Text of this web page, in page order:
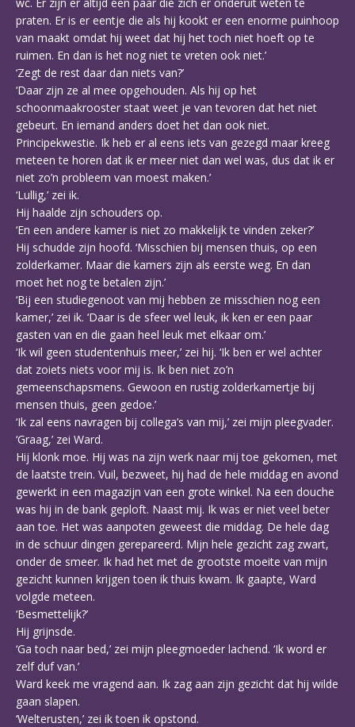
praten. Er is er eentje die als hij kookt er een enorme puinhoop
van maakt omdat hij weet dat hij het toch niet hoeft op te
ruimen. En dan is het nog niet te vreten ook niet.’
‘Zegt de rest daar dan niets van?’
‘Daar zijn ze al mee opgehouden. Als hij op het
schoonmaakrooster staat weet je van tevoren dat het niet
gebeurt. En iemand anders doet het dan ook niet.
Principekwestie. Ik heb er al eens iets van gezegd maar kreeg
meteen te horen dat ik er meer niet dan wel was, dus dat ik er
niet zo’n probleem van moest maken.’
‘Lullig,’ zei ik.
Hij haalde zijn schouders op.
‘En een andere kamer is niet zo makkelijk te vinden zeker?’
Hij schudde zijn hoofd. ‘Misschien bij mensen thuis, op een
zolderkamer. Maar die kamers zijn als eerste weg. En dan
moet het nog te betalen zijn.’
‘Bij een studiegenoot van mij hebben ze misschien nog een
kamer,’ zei ik. ‘Daar is de sfeer wel leuk, ik ken er een paar
gasten van en die gaan heel leuk met elkaar om.’
‘Ik wil geen studentenhuis meer,’ zei hij. ‘Ik ben er wel achter
dat zoiets niets voor mij is. Ik ben niet zo’n
gemeenschapsmens. Gewoon en rustig zolderkamertje bij
mensen thuis, geen gedoe.’
‘Ik zal eens navragen bij collega’s van mij,’ zei mijn pleegvader.
‘Graag,’ zei Ward.
Hij klonk moe. Hij was na zijn werk naar mij toe gekomen, met
de laatste trein. Vuil, bezweet, hij had de hele middag en avond
gewerkt in een magazijn van een grote winkel. Na een douche
was hij in de bank geploft. Naast mij. Ik was er niet veel beter
aan toe. Het was aanpoten geweest die middag. De hele dag
in de schuur dingen gerepareerd. Mijn hele gezicht zag zwart,
onder de smeer. Ik had het met de grootste moeite van mijn
gezicht kunnen krijgen toen ik thuis kwam. Ik gaapte, Ward
volgde meteen.
‘Besmettelijk?’
Hij grijnsde.
‘Ga toch naar bed,’ zei mijn pleegmoeder lachend. ‘Ik word er
zelf duf van.’
Ward keek me vragend aan. Ik zag aan zijn gezicht dat hij wilde
gaan slapen.
‘Welterusten,’ zei ik toen ik opstond.